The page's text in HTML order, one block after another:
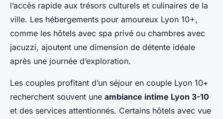
l’accès rapide aux trésors culturels et culinaires de la
ville. Les hébergements pour amoureux Lyon 10+,
comme les hôtels avec spa privé ou chambres avec
jacuzzi, ajoutent une dimension de détente idéale
après une journée d’exploration.
Les couples profitant d’un séjour en couple Lyon 10+
recherchent souvent une ambiance intime Lyon 3-10
et des services attentionnés. Certains hôtels avec vue